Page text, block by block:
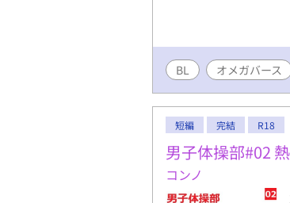
BL オメガバース
短編 完結 R18
男子体操部#02
コンノ